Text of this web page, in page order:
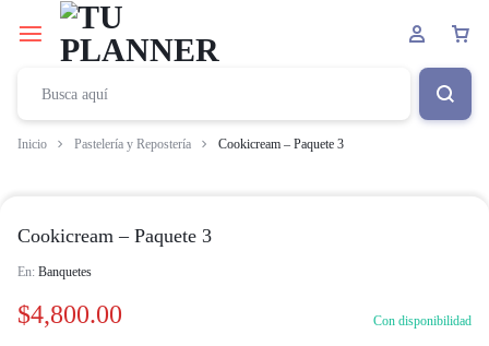
Inicio Pastelería y Repostería Cookicream – Paquete 3
Cookicream – Paquete 3
En: Banquetes
$4,800.00 Con disponibilidad